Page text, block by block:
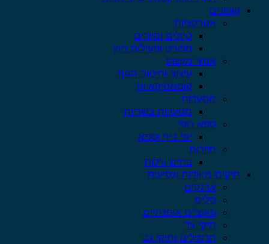
קופונים
אטרקציות
טיולים וסיורים
ספורט ופעילות חוץ
אנשי מקצוע
עיצוב וחיטוב הגוף
קוסמטיקאיות
מסעדות
מסעדות בשריות
ספא ויופי
ימי כיף וספא
תיירות
בתים ווילות
תיקים מזוודות ונסיעות
ארנקים
סלים
פאוצ'ים אופנתיים
תיקי צד
תרמילים ותיקי גב